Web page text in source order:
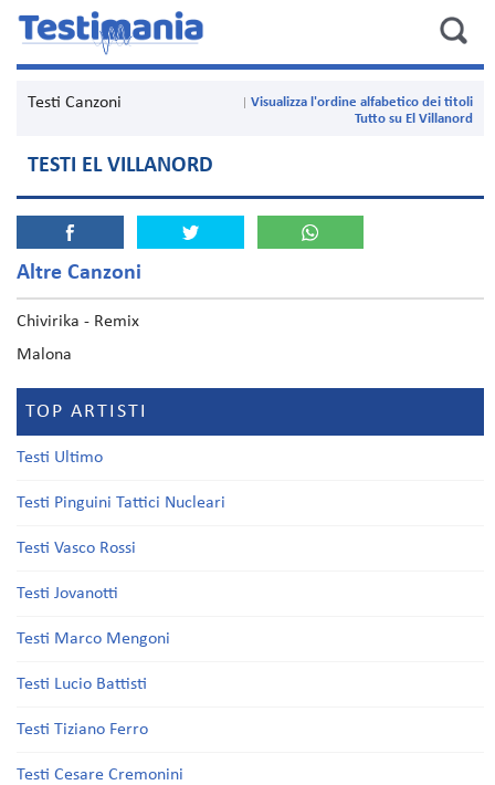
Testi Canzoni
Visualizza l'ordine alfabetico dei titoli
Tutto su El Villanord
TESTI EL VILLANORD
Altre Canzoni
Chivirika - Remix
Malona
TOP ARTISTI
Testi Ultimo
Testi Pinguini Tattici Nucleari
Testi Vasco Rossi
Testi Jovanotti
Testi Marco Mengoni
Testi Lucio Battisti
Testi Tiziano Ferro
Testi Cesare Cremonini